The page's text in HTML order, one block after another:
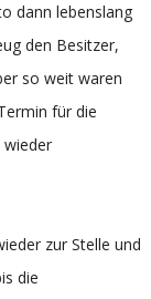
dann lebenslang
den Besitzer,
so weit waren
für die
wieder
zur Stelle und
die